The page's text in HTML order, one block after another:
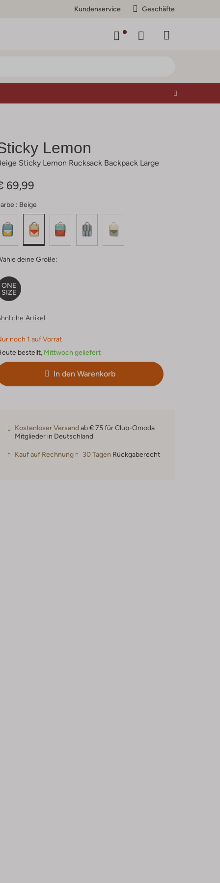
Kundenservice Geschäfte
Lemon
Sticky Lemon Rucksack Backpack Large
69,99
: Beige
deine Größe:
ONE
SIZE
Artikel
noch 1 auf Vorrat
bestellt, Mittwoch geliefert
In den Warenkorb
Kostenloser Versandab € 75 für Club-Omoda
Mitglieder in Deutschland
Kauf auf Rechnung 30 Tagen Rückgaberecht